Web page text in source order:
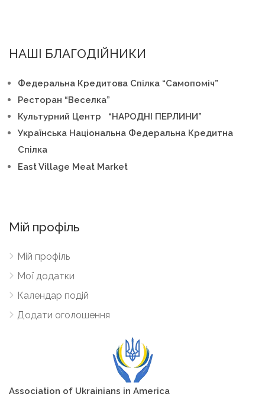
НАШІ БЛАГОДІЙНИКИ
Федеральна Кредитова Спілка “Самопоміч”
Ресторан “Веселка”
Культурний Центр “НАРОДНІ ПЕРЛИНИ”
Українська Національна Федеральна Кредитна
Спілка
East Village Meat Market
Мій профіль
Мій профіль
Мої додатки
Календар подій
Додати оголошення
Association of Ukrainians in America